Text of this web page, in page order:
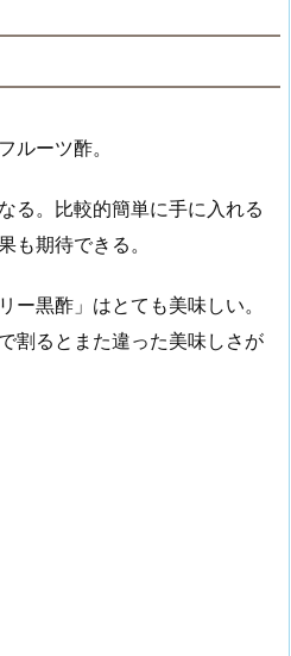
ルーツ酢。
る。比較的簡単に手に入れる
も期待できる。
ー黒酢」はとても美味しい。
割るとまた違った美味しさが